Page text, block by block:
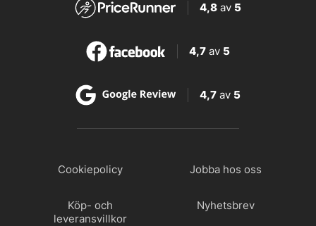
4,8 av 5
4,7 av 5
4,7 av 5
Cookiepolicy Jobba hos oss
Köp- och
leveransvillkor
Nyhetsbrev